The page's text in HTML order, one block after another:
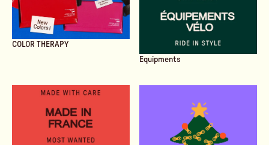
COLOR THERAPY
Equipments